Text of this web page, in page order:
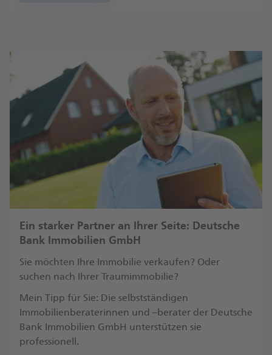
Ein starker Partner an Ihrer Seite: Deutsche
Bank Immobilien GmbH
Sie möchten Ihre Immobilie verkaufen? Oder
suchen nach Ihrer Traumimmobilie?
Mein Tipp für Sie: Die selbstständigen
Immobilienberaterinnen und –berater der Deutsche
Bank Immobilien GmbH unterstützen sie
professionell.